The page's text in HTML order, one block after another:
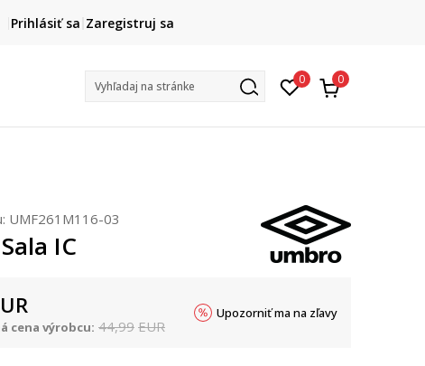
DOPRAVA ZADARMO
pri objednaní nad 80 € (neplatí pre Click&Collect)
Prihlásiť sa Zaregistruj sa
Vyhľadaj na stránke 0 0
UMF261M116-03
IC
cena výrobcu: 44,99 EUR
Upozorniť ma na zľavy